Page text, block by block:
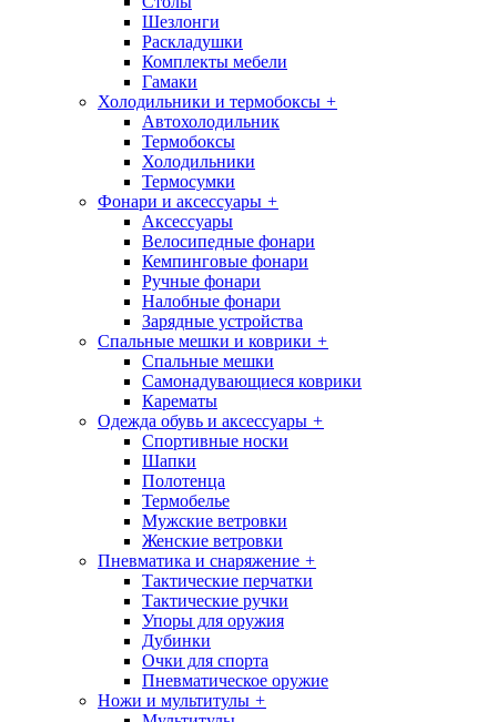
Шезлонги
Раскладушки
Комплекты мебели
Гамаки
Холодильники и термобоксы +
Автохолодильник
Термобоксы
Холодильники
Термосумки
Фонари и аксессуары +
Аксессуары
Велосипедные фонари
Кемпинговые фонари
Ручные фонари
Налобные фонари
Зарядные устройства
Спальные мешки и коврики +
Спальные мешки
Самонадувающиеся коврики
Карематы
Одежда обувь и аксессуары +
Спортивные носки
Шапки
Полотенца
Термобелье
Мужские ветровки
Женские ветровки
Пневматика и снаряжение +
Тактические перчатки
Тактические ручки
Упоры для оружия
Дубинки
Очки для спорта
Пневматическое оружие
Ножи и мультитулы +